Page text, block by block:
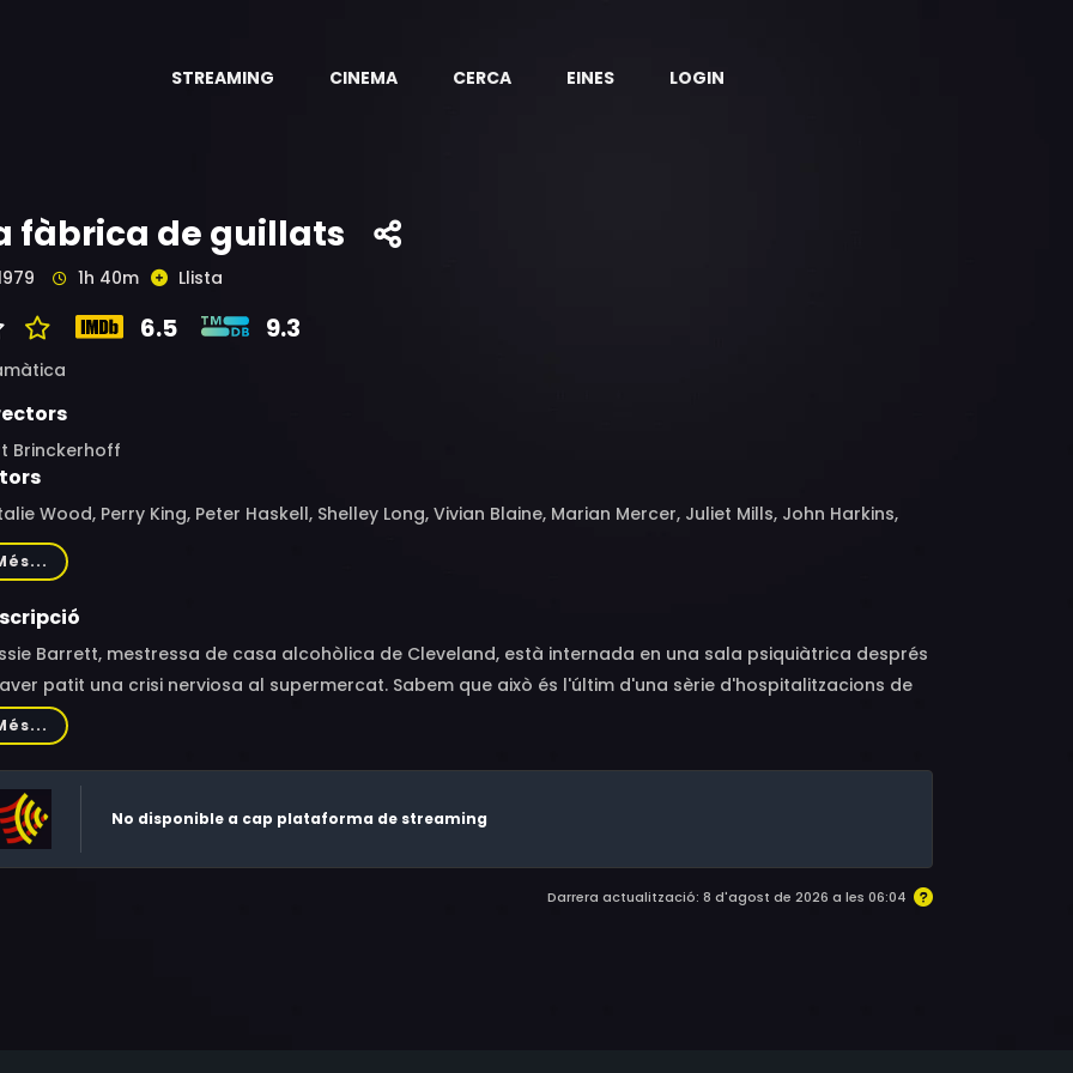
STREAMING CINEMA CERCA EINES LOGIN
fàbrica de guillats
1h 40m Llista
6.5 9.3
Brinckerhoff
Wood, Perry King, Peter Haskell, Shelley Long, Vivian Blaine, Marian Mercer, Juliet Mills, John Harkins,
Tarbuck, Shane Butterworth, David Comfort, Tonya Crowe, Robert Perault, Bebe Drake, Elsa Raven,
Rea, Art Evans, Donald Hotten, Sydney Lassick, Delia Salvi, Eugene Elman, Vernon Weddle, Laurence
Joe Lowry, Hank Ross, Bob Corso, Vincent Di Paolo
Barrett, mestressa de casa alcohòlica de Cleveland, està internada en una sala psiquiàtrica després
patit una crisi nerviosa al supermercat. Sabem que això és l'últim d'una sèrie d'hospitalitzacions de
Cassie emergeix suposadament amb el control de la seva vida, però en realitat encara es troba al
No disponible a cap plataforma de streaming
Darrera actualització: 8 d'agost de 2026 a les 06:04